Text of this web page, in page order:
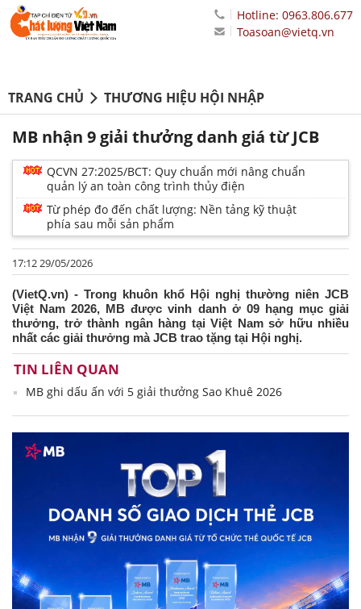
Hotline: 0963.806.677
Toasoan@vietq.vn
TRANG CHỦ THƯƠNG HIỆU HỘI NHẬP
MB nhận 9 giải thưởng danh giá từ JCB
QCVN 27:2025/BCT: Quy chuẩn mới nâng chuẩn
quản lý an toàn công trình thủy điện
Từ phép đo đến chất lượng: Nền tảng kỹ thuật
phía sau mỗi sản phẩm
17:12 29/05/2026
(VietQ.vn) - Trong khuôn khổ Hội nghị thường niên JCB
Việt Nam 2026, MB được vinh danh ở 09 hạng mục giải
thưởng, trở thành ngân hàng tại Việt Nam sở hữu nhiều
nhất các giải thưởng mà JCB trao tặng tại Hội nghị.
TIN LIÊN QUAN
MB ghi dấu ấn với 5 giải thưởng Sao Khuê 2026